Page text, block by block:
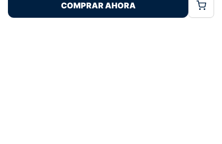
Política de CookiesPolítica de Privacidad
COMPRAR AHORA
Pagos 100% Seguros Ofertas Sin Límites